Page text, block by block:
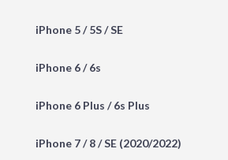
iPhone 5 / 5S / SE
iPhone 6 / 6s
iPhone 6 Plus / 6s Plus
iPhone 7 / 8 / SE (2020/2022)